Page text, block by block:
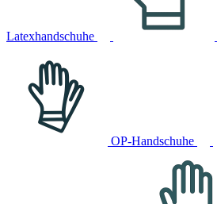
Latexhandschuhe
OP-Handschuhe